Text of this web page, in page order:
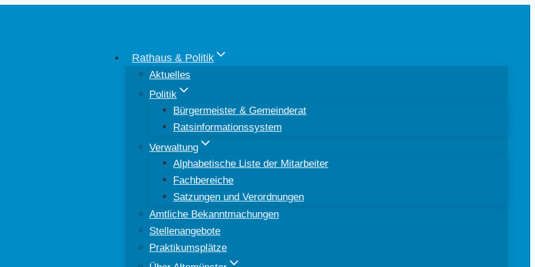
Rathaus & Politik
Aktuelles
Politik
Bürgermeister & Gemeinderat
Ratsinformationssystem
Verwaltung
Alphabetische Liste der Mitarbeiter
Fachbereiche
Satzungen und Verordnungen
Amtliche Bekanntmachungen
Stellenangebote
Praktikumsplätze